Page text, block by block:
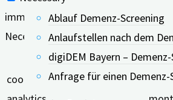
Ablauf Demenz-Screening
Anlaufstellen nach dem
digiDEM Bayern –
Anfrage für einen
immer aktiv
Necessary cookies are absolutely
Keks
cookielawinfo-checkbox-
11